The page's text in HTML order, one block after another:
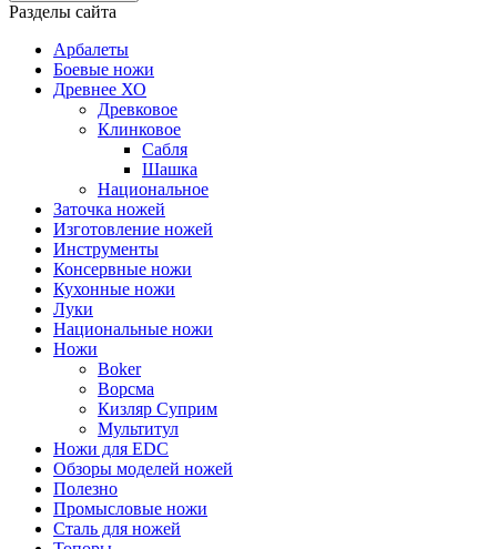
Разделы сайта
Арбалеты
Боевые ножи
Древнее ХО
Древковое
Клинковое
Сабля
Шашка
Национальное
Заточка ножей
Изготовление ножей
Инструменты
Консервные ножи
Кухонные ножи
Луки
Национальные ножи
Ножи
Boker
Ворсма
Кизляр Суприм
Мультитул
Ножи для EDC
Обзоры моделей ножей
Полезно
Промысловые ножи
Сталь для ножей